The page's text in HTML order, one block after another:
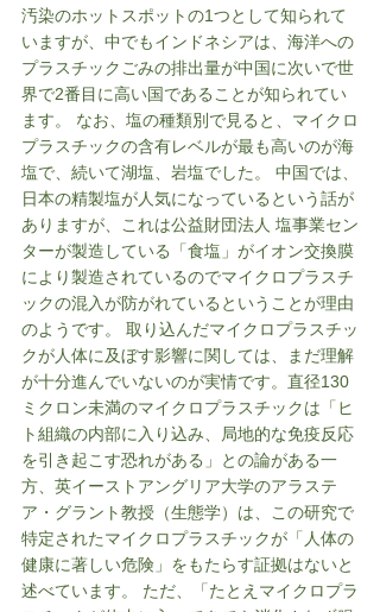
汚染のホットスポットの1つとして知られて
いますが、中でもインドネシアは、海洋への
プラスチックごみの排出量が中国に次いで世
界で2番目に高い国であることが知られてい
ます。 なお、塩の種類別で見ると、マイクロ
プラスチックの含有レベルが最も高いのが海
塩で、続いて湖塩、岩塩でした。 中国では、
日本の精製塩が人気になっているという話が
ありますが、これは公益財団法人 塩事業セン
ターが製造している「食塩」がイオン交換膜
により製造されているのでマイクロプラスチ
ックの混入が防がれているということが理由
のようです。 取り込んだマイクロプラスチッ
クが人体に及ぼす影響に関しては、まだ理解
が十分進んでいないのが実情です。直径130
ミクロン未満のマイクロプラスチックは「ヒ
ト組織の内部に入り込み、局地的な免疫反応
を引き起こす恐れがある」との論がある一
方、英イーストアングリア大学のアラステ
ア・グラント教授（生態学）は、この研究で
特定されたマイクロプラスチックが「人体の
健康に著しい危険」をもたらす証拠はないと
述べています。 ただ、「たとえマイクロプラ